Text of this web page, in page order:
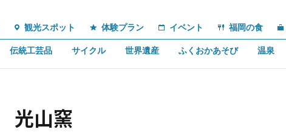
観光スポット 体験プラン イベント 福岡の食
伝統工芸品 サイクル 世界遺産 ふくおかあそび 温泉
光山窯